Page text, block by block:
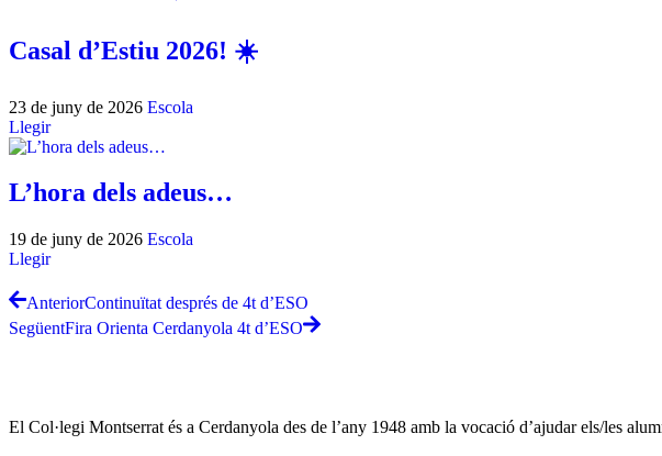
Casal d’Estiu 2026! ☀️
23 de juny de 2026 Escola
Llegir
L’hora dels adeus…
19 de juny de 2026 Escola
Llegir
AnteriorContinuïtat després de 4t d’ESO
SegüentFira Orienta Cerdanyola 4t d’ESO
El Col·legi Montserrat és a Cerdanyola des de l’any 1948 amb la vocació d’ajudar els/les